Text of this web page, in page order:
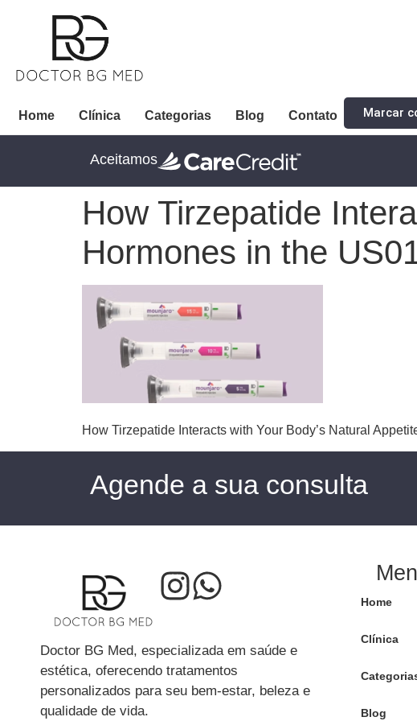
Home Clínica Categorias Blog Contato Marcar
Aceitamos
How Tirzepatide
Hormones in the
How Tirzepatide Interacts with Your Body’s Natural
Agende a sua consulta
Doctor BG Med, especializada em saúde e
estética, oferecendo tratamentos
personalizados para seu bem-estar, beleza e
qualidade de vida.
Home
Clínica
Blog